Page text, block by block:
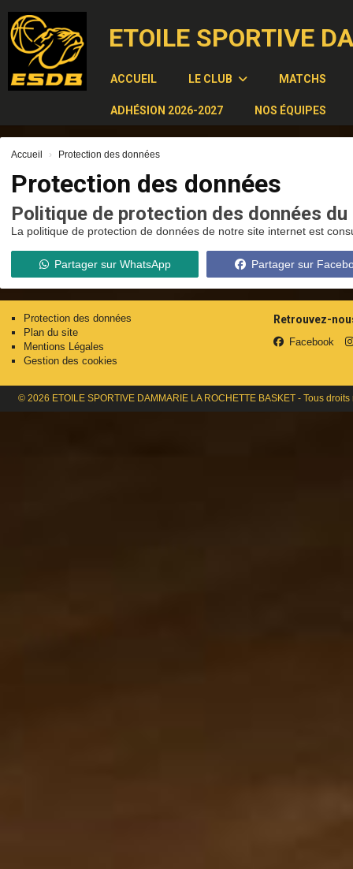
ETOILE SPORTIVE
ACCUEIL LE CLUB MATCHS
ADHÉSION 2026-2027 NOS ÉQUIPES
Accueil Protection des données
Protection des données
Politique de protection des données
La politique de protection de données de notre site internet est
Partager sur WhatsApp Partager sur
Protection des données
Plan du site
Mentions Légales
Gestion des cookies
Retrouvez-
Facebook
© 2026 ETOILE SPORTIVE DAMMARIE LA ROCHETTE BASKET - Tous droits